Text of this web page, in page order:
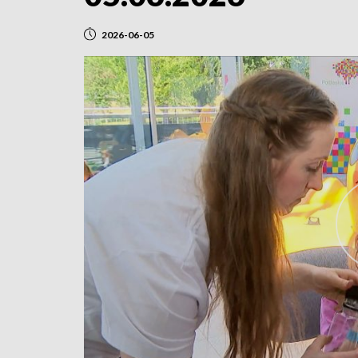
2026-06-05